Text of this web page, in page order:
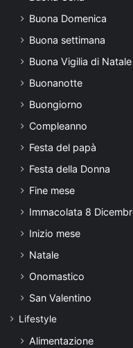
Buona Domenica
Buona settimana
Buona Vigilia di Natale
Buonanotte
Buongiorno
Compleanno
Festa del papà
Festa della Donna
Fine mese
Immacolata 8
Inizio mese
Natale
Onomastico
San Valentino
Lifestyle
Alimentazione